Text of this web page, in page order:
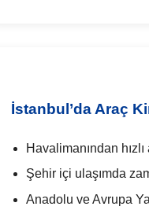
İstanbul’da Araç
Havalimanından
Şehir içi ulaşımda
Anadolu ve Avrupa